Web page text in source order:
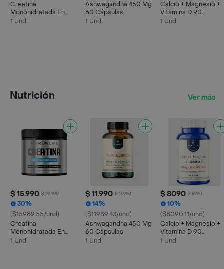
Creatina
Monohidratada En
Polvo 300g - Karun
1 Und
Ashwagandha 450 Mg
60 Cápsulas
1 Und
Calcio + Magnesio +
Vitamina D 90
Capsulas
1 Und
Nutrición Ver más
$ 15.990 $ 22.990
30%
($15989.55/und)
Creatina
Monohidratada En
Polvo 300g - Karun
1 Und
$ 11.990 $ 13.990
14%
($11989.43/und)
Ashwagandha 450 Mg
60 Cápsulas
1 Und
$ 8090 $ 8990
10%
($8090.11/und)
Calcio + Magnesio +
Vitamina D 90
Capsulas
1 Und